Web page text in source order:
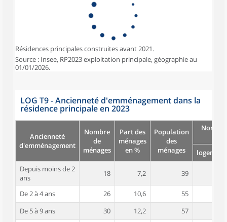
Résidences principales construites avant 2021.
Source : Insee, RP2023 exploitation principale, géographie au
01/01/2026.
LOG T9 - Ancienneté d'emménagement dans la
résidence principale en 2023
Ancienneté
d'emménagement
Nombre
de
ménages
Part des
ménages
en %
Population
des
ménages
logement
Depuis moins de 2
ans
18 7,2 39
De 2 à 4 ans 26 10,6 55
De 5 à 9 ans
30 12,2 57